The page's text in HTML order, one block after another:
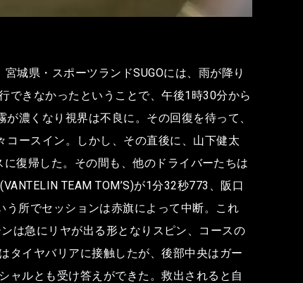
城県・スポーツランドSUGOには、雨が降り
できなかったということで、午後1時30分から
濃くなり視界は不良に。その回復を待って、
ースイン。しかし、その直後に、山下健太
復帰した。その間も、他のドライバーたちは
TEAM TOM’S)が1分32秒773、阪口
う所でセッションは赤旗によって中断。これ
は急にリヤが出る形となりスピン、コースの
タイヤバリアに接触したが、後部中央はガー
ャルとも受け答えができた。救出されると自